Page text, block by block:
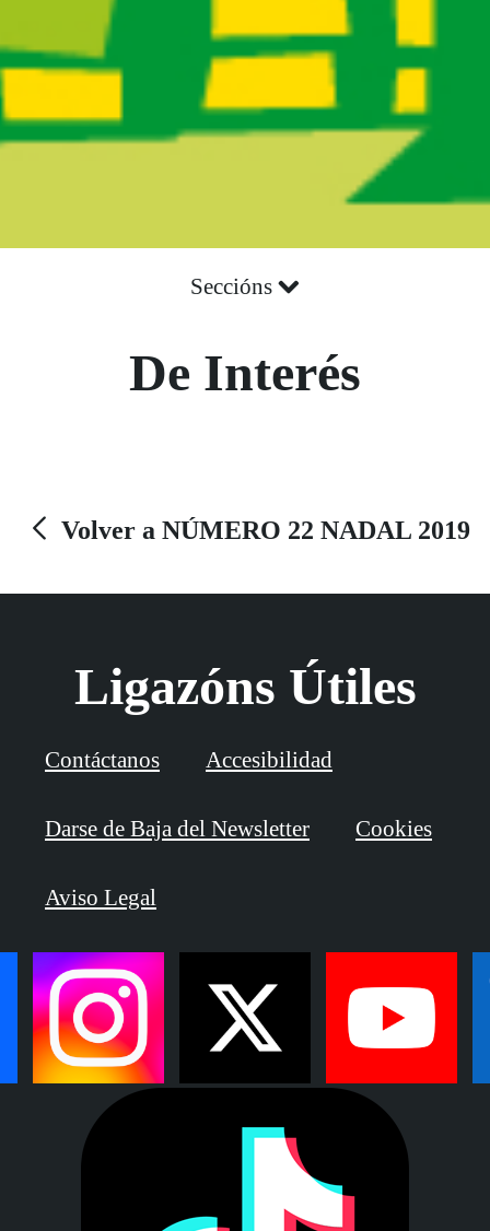
Seccións
De Interés
Volver a NÚMERO 22 NADAL 2019
Ligazóns Útiles
Contáctanos Accesibilidad
Darse de Baja del Newsletter Cookies
Aviso Legal